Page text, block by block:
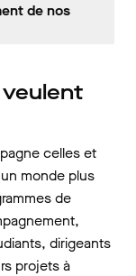
de nos
celles et
monde plus
de
dirigeants
projets à